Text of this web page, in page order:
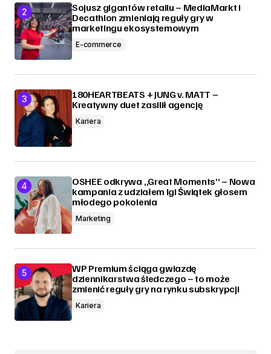
Sojusz gigantów retailu – MediaMarkt i
Decathlon zmieniają reguły gry w
marketingu ekosystemowym
E-commerce
180HEARTBEATS + JUNG v. MATT –
Kreatywny duet zasilił agencję
Kariera
OSHEE odkrywa „Great Moments” – Nowa
kampania z udziałem Igi Świątek głosem
młodego pokolenia
Marketing
WP Premium ściąga gwiazdę
dziennikarstwa śledczego – to może
zmienić reguły gry na rynku subskrypcji
Kariera